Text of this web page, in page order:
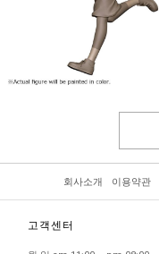
회사소개 이용약관
고객센터